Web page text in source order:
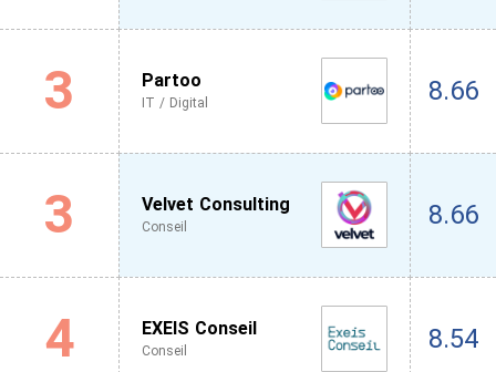
3 Partoo
IT / Digital 8.66
3 Velvet Consulting
Conseil 8.66
4 EXEIS Conseil
Conseil 8.54